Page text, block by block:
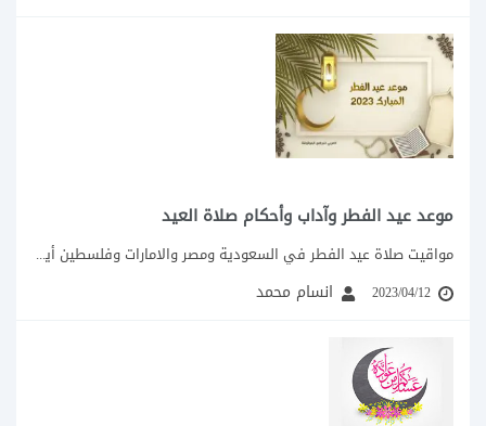
موعد عيد الفطر وآداب وأحكام صلاة العيد
مواقيت صلاة عيد الفطر في السعودية ومصر والامارات وفلسطين أيام قليلة تفصلنا عن نهاية...
2023/04/12 انسام محمد